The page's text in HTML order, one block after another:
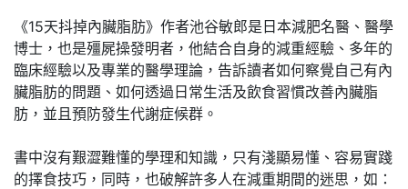
《15天抖掉內臟脂肪》作者池谷敏郎是日本減肥名醫、醫學
博士，也是殭屍操發明者，他結合自身的減重經驗、多年的
臨床經驗以及專業的醫學理論，告訴讀者如何察覺自己有內
臟脂肪的問題、如何透過日常生活及飲食習慣改善內臟脂
肪，並且預防發生代謝症候群。
書中沒有艱澀難懂的學理和知識，只有淺顯易懂、容易實踐
的擇食技巧，同時，也破解許多人在減重期間的迷思，如：